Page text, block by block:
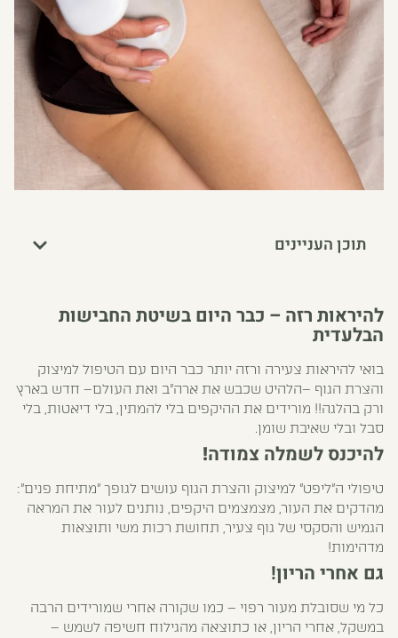
תוכן העניינים
להיראות רזה – כבר היום בשיטת החבישות
הבלעדית
בואי להיראות צעירה ורזה יותר כבר היום עם הטיפול למיצוק
והצרת הגוף –הלהיט שכבש את ארה"ב ואת העולם– חדש בארץ
ורק בהלגה!! מורידים את ההיקפים בלי להמתין, בלי דיאטות, בלי
סבל ובלי שאיבת שומן.
להיכנס לשמלה צמודה!
טיפולי ה"ליפט" למיצוק והצרת הגוף עושים לגופך "מתיחת פנים":
מהדקים את העור, מצמצמים היקפים, נותנים לעור את המראה
הגמיש והסקסי של גוף צעיר, תחושת רכות משי ותוצאות
מדהימות!
גם אחרי הריון!
כל מי שסובלת מעור רפוי – כמו שקורה אחרי שמורידים הרבה
במשקל, אחרי הריון, או כתוצאה מהגילוח חשיפה לשמש –